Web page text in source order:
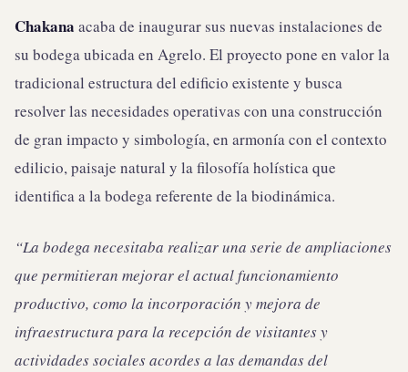
Chakana acaba de inaugurar sus nuevas instalaciones de
su bodega ubicada en Agrelo. El proyecto pone en valor la
tradicional estructura del edificio existente y busca
resolver las necesidades operativas con una construcción
de gran impacto y simbología, en armonía con el contexto
edilicio, paisaje natural y la filosofía holística que
identifica a la bodega referente de la biodinámica.
“La bodega necesitaba realizar una serie de ampliaciones
que permitieran mejorar el actual funcionamiento
productivo, como la incorporación y mejora de
infraestructura para la recepción de visitantes y
actividades sociales acordes a las demandas del